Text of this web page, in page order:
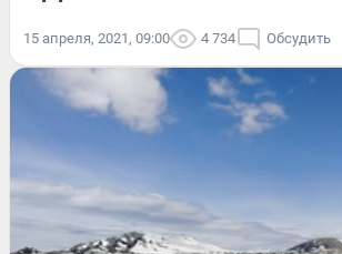
15 апреля, 2021, 09:00 4 734 Обсудить